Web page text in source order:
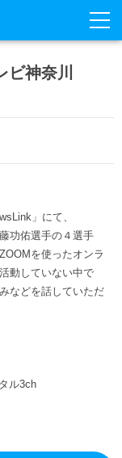
神奈川
」にて、
功佑選手の４選手
を使ったオンラ
動していない中で
などを話していただ
ル3ch